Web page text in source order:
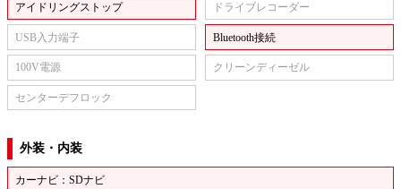
アイドリングストップ ドライブレコーダー
USB入力端子 Bluetooth接続
100V電源 クリーンディーゼル
センターデフロック
外装・内装
カーナビ：SDナビ